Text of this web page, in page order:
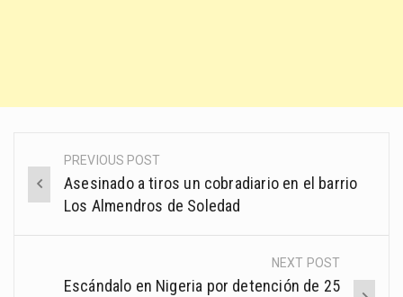
Post
navigation
PREVIOUS POST
Asesinado a tiros un cobradiario en el barrio
Los Almendros de Soledad
NEXT POST
Escándalo en Nigeria por detención de 25